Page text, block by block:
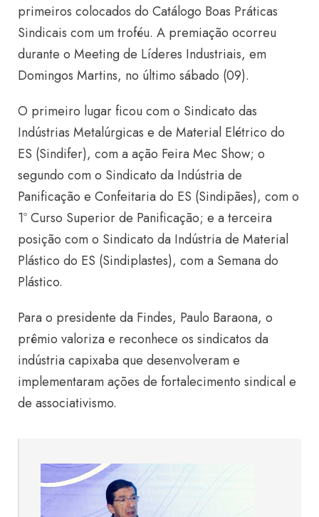
primeiros colocados do Catálogo Boas Práticas
Sindicais com um troféu. A premiação ocorreu
durante o Meeting de Líderes Industriais, em
Domingos Martins, no último sábado (09).
O primeiro lugar ficou com o Sindicato das
Indústrias Metalúrgicas e de Material Elétrico do
ES (Sindifer), com a ação Feira Mec Show; o
segundo com o Sindicato da Indústria de
Panificação e Confeitaria do ES (Sindipães), com o
1º Curso Superior de Panificação; e a terceira
posição com o Sindicato da Indústria de Material
Plástico do ES (Sindiplastes), com a Semana do
Plástico.
Para o presidente da Findes, Paulo Baraona, o
prêmio valoriza e reconhece os sindicatos da
indústria capixaba que desenvolveram e
implementaram ações de fortalecimento sindical e
de associativismo.